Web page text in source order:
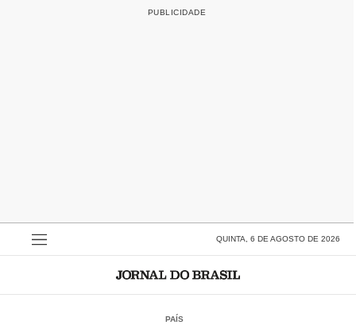
QUINTA, 6 DE AGOSTO DE 2026
PAÍS